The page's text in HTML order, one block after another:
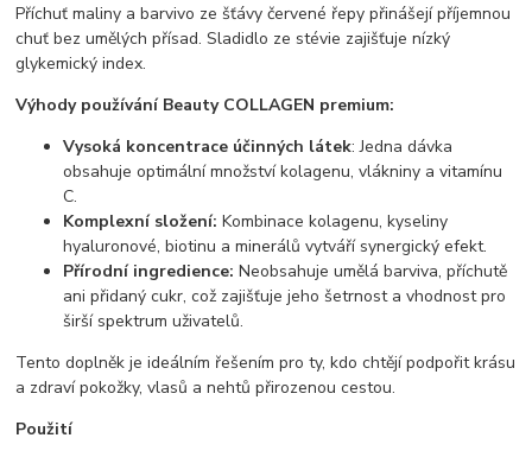
Příchuť maliny a barvivo ze šťávy červené řepy přinášejí příjemnou
chuť bez umělých přísad. Sladidlo ze stévie zajišťuje nízký
glykemický index.
Výhody používání Beauty COLLAGEN premium:
Vysoká koncentrace účinných látek: Jedna dávka
obsahuje optimální množství kolagenu, vlákniny a vitamínu
C.
Komplexní složení: Kombinace kolagenu, kyseliny
hyaluronové, biotinu a minerálů vytváří synergický efekt.
Přírodní ingredience: Neobsahuje umělá barviva, příchutě
ani přidaný cukr, což zajišťuje jeho šetrnost a vhodnost pro
širší spektrum uživatelů.
Tento doplněk je ideálním řešením pro ty, kdo chtějí podpořit krásu
a zdraví pokožky, vlasů a nehtů přirozenou cestou.
Použití